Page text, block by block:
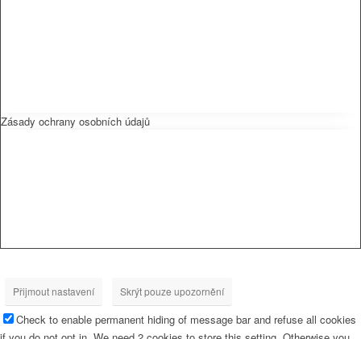
Zásady ochrany osobních údajů
Přijmout nastavení Skrýt pouze upozornění
Check to enable permanent hiding of message bar and refuse all cookies